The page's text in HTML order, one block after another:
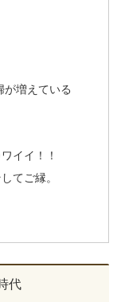
が増えている
イイ！！
てご縁。
代